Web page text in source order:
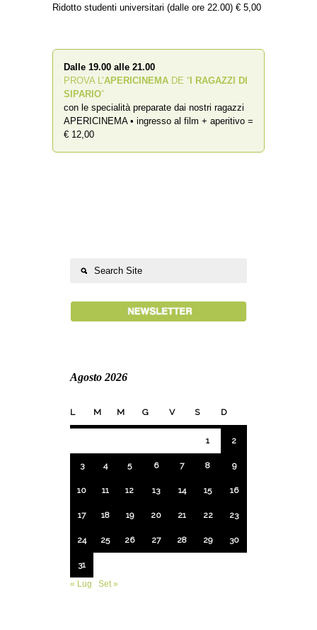
Ridotto studenti universitari (dalle ore 22.00) € 5,00
Dalle 19.00 alle 21.00
PROVA L’APERICINEMA DE “ I RAGAZZI DI
SIPARIO”
con le specialità preparate dai nostri ragazzi
APERICINEMA • ingresso al film + aperitivo =
€ 12,00
Agosto 2026
L M M G V S D
1 2
3 4 5 6 7 8 9
10 11 12 13 14 15 16
17 18 19 20 21 22 23
24 25 26 27 28 29 30
31
« Lug
Set »